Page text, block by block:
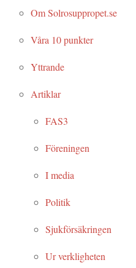
Om Solrosuppropet.se
Våra 10 punkter
Yttrande
Artiklar
FAS3
Föreningen
I media
Politik
Sjukförsäkringen
Ur verkligheten